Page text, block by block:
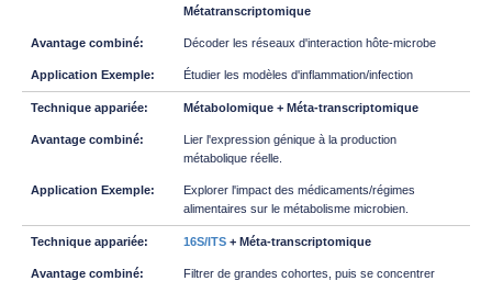
Métatranscriptomique
Décoder les réseaux d'interaction hôte-microbe
Étudier les modèles d'inflammation/infection
Métabolomique + Méta-transcriptomique
Lier l'expression génique à la production
métabolique réelle.
Explorer l'impact des médicaments/régimes
alimentaires sur le métabolisme microbien.
16S/ITS + Méta-transcriptomique
Filtrer de grandes cohortes, puis se concentrer